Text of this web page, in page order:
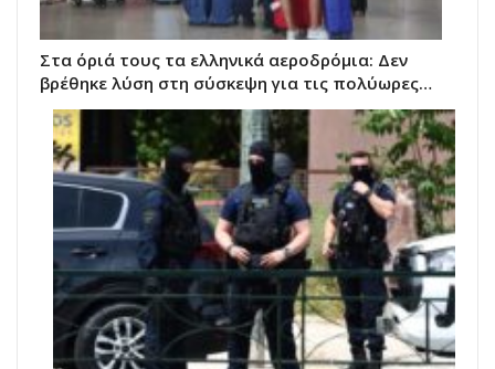
Στα όριά τους τα ελληνικά αεροδρόμια: Δεν
βρέθηκε λύση στη σύσκεψη για τις πολύωρες…